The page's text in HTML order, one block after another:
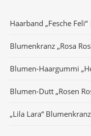
Haarband „Fesche
Blumenkranz „Rosa
Blumen-Haargummi
Blumen-Dutt „Rosen
„Lila Lara“